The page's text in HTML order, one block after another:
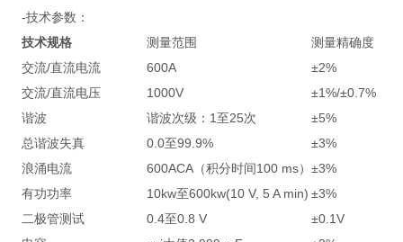
-技术参数：
技术规格
测量范围
测量精确度
交流/直流电流
600A
±2%
交流/直流电压
1000V
±1%/±0.7%
谐波
谐波次级：1至25次
±5%
总谐波失真
0.0至99.9%
±3%
浪涌电流
600ACA（积分时间100 ms） ±3%
有功功率
10kw至600kw(10 V, 5 A min) ±3%
二极管测试
0.4至0.8 V
±0.1V